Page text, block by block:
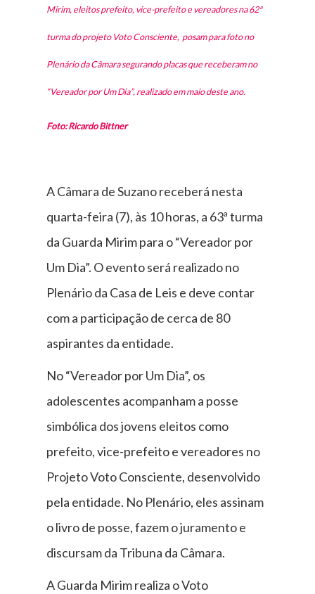
Mirim, eleitos prefeito, vice-prefeito e vereadores na 62ª
turma do projeto Voto Consciente, posam para foto no
Plenário da Câmara segurando placas que receberam no
“Vereador por Um Dia”, realizado em maio deste ano.
Foto: Ricardo Bittner
A Câmara de Suzano receberá nesta
quarta-feira (7), às 10 horas, a 63ª turma
da Guarda Mirim para o “Vereador por
Um Dia”. O evento será realizado no
Plenário da Casa de Leis e deve contar
com a participação de cerca de 80
aspirantes da entidade.
No “Vereador por Um Dia”, os
adolescentes acompanham a posse
simbólica dos jovens eleitos como
prefeito, vice-prefeito e vereadores no
Projeto Voto Consciente, desenvolvido
pela entidade. No Plenário, eles assinam
o livro de posse, fazem o juramento e
discursam da Tribuna da Câmara.
A Guarda Mirim realiza o Voto